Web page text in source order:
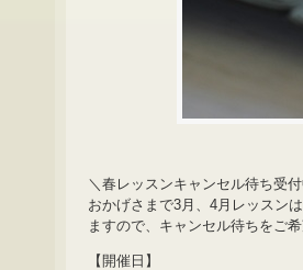
＼春レッスンキャンセル待ち受
おかげさまで3月、4月レッスン
ますので、キャンセル待ちをご
【開催日】